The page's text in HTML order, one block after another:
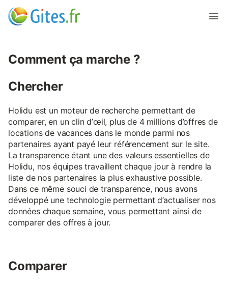
Comment ça marche ?
Chercher
Holidu est un moteur de recherche permettant de
comparer, en un clin d’œil, plus de 4 millions d’offres de
locations de vacances dans le monde parmi nos
partenaires ayant payé leur référencement sur le site.
La transparence étant une des valeurs essentielles de
Holidu, nos équipes travaillent chaque jour à rendre la
liste de nos partenaires la plus exhaustive possible.
Dans ce même souci de transparence, nous avons
développé une technologie permettant d’actualiser nos
données chaque semaine, vous permettant ainsi de
comparer des offres à jour.
Comparer